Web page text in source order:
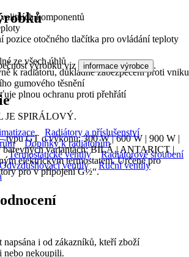
komponentů
pozice otočného tlačítka pro ovládání teploty
ze všech úhlů
k radiátoru, důkladné zabezpečení proti vniku
gumového těsnění
plnou ochranu proti přehřátí
JE SPIRÁLOVÝ.
typu GT o výkonu: 300 W | 600 W | 900 W |
barevných variantách: BÍLÁ | ANTARICT |
elektrickým termostatem. Určené pro
pro v připojení G½“.
výrobku viz informace výrobce .
Radiátory a příslušenství
Doplňky k radiátorům
Termostatické ventily
Radiátorové šroubení
Odvzdušňovací ventily
Ruční ventily
i od zákazníků, kteří zboží
nebo nekoupili.